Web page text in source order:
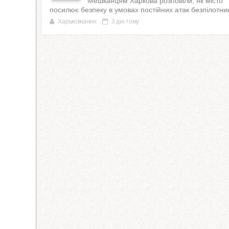
посилює безпеку в умовах постійних атак
Харьковчанин 3 дні тому